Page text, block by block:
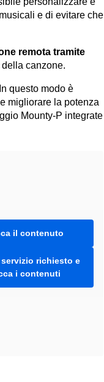
e di evitare che
remota tramite
canzone.
questo modo è
migliorare la potenza
Mounty-P integrate
il contenuto
richiesto e
i contenuti